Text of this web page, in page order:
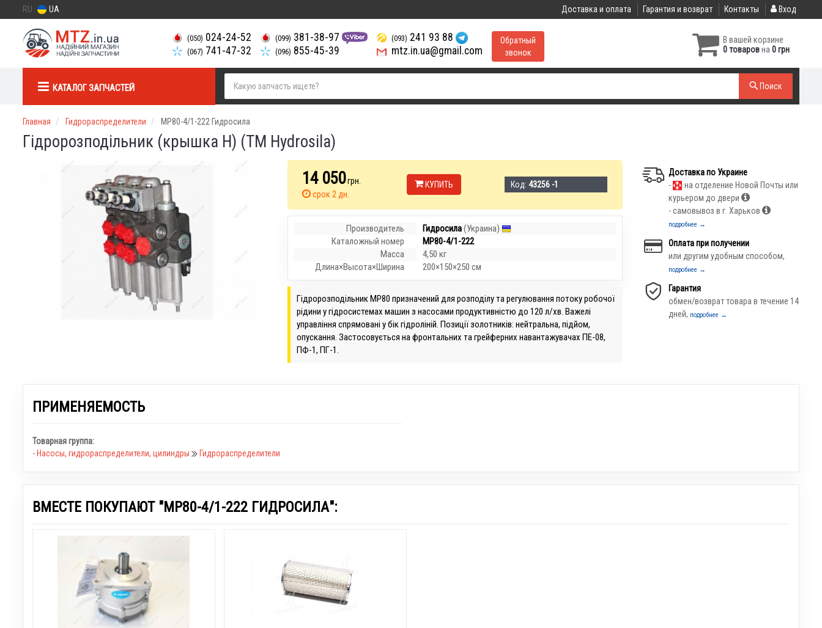
RU UA Доставка и оплата Гарантия и возврат Контакты Вход
(050) 024-24-52
(067) 741-47-32
(099) 381-38-97
(096) 855-45-39
(093) 241 93 88
mtz.in.ua@gmail.com
Обратный
звонок
В вашей корзине
0 товаровна 0 грн
КАТАЛОГ ЗАПЧАСТЕЙ Поиск
Главная Гидрораспределители МР80-4/1-222 Гидросила
Гідророзподільник (крышка Н) (ТМ Hydrosila)
14 050грн.
срок 2 дн.
КУПИТЬ Код:43256 -1
Производитель Гидросила(Украина)
Каталожный номер
МР80-4/1-222
Масса
4,50 кг
Длина×Высота×Ширина
200×150×250 см
Гідророзподільник МР80 призначений для розподілу та регулювання потоку робочої
рідини у гідросистемах машин з насосами продуктивністю до 120 л/хв. Важелі
управління спрямовані у бік гідроліній. Позиції золотників: нейтральна, підйом,
опускання. Застосовується на фронтальних та грейферних навантажувачах ПЕ-08,
ПФ-1, ПГ-1.
Доставка по Украине
-
на отделение Новой Почты или
курьером до двери
- самовывоз в г. Харьков
подробнее →
Оплата при получении
или другим удобным способом,
подробнее →
Гарантия
обмен/возврат товара в течение 14
дней, подробнее →
ПРИМЕНЯЕМОСТЬ
Товарная группа:
- Насосы, гидрораспределители, цилиндры Гидрораспределители
ВМЕСТЕ ПОКУПАЮТ "МР80-4/1-222 ГИДРОСИЛА":